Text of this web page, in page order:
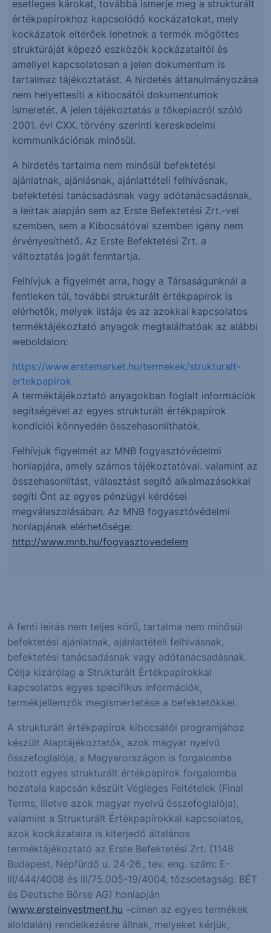
esetleges károkat, továbbá ismerje meg a strukturált
értékpapírokhoz kapcsolódó kockázatokat, mely
kockázatok eltérőek lehetnek a termék mögöttes
struktúráját képező eszközök kockázataitól és
amellyel kapcsolatosan a jelen dokumentum is
tartalmaz tájékoztatást. A hirdetés áttanulmányozása
nem helyettesíti a kibocsátói dokumentumok
ismeretét. A jelen tájékoztatás a tőkepiacról szóló
2001. évi CXX. törvény szerinti kereskedelmi
kommunikációnak minősül.
A hirdetés tartalma nem minősül befektetési
ajánlatnak, ajánlásnak, ajánlattételi felhívásnak,
befektetési tanácsadásnak vagy adótanácsadásnak,
a leírtak alapján sem az Erste Befektetési Zrt.-vel
szemben, sem a Kibocsátóval szemben igény nem
érvényesíthető. Az Erste Befektetési Zrt. a
változtatás jogát fenntartja.
Felhívjuk a figyelmét arra, hogy a Társaságunknál a
fentieken túl, további strukturált értékpapírok is
elérhetők, melyek listája és az azokkal kapcsolatos
terméktájékoztató anyagok megtalálhatóak az alábbi
weboldalon:
https://www.erstemarket.hu/termekek/strukturalt-
ertekpapirok
A terméktájékoztató anyagokban foglalt információk
segítségével az egyes strukturált értékpapírok
kondíciói könnyedén összehasonlíthatók.
Felhívjuk figyelmét az MNB fogyasztóvédelmi
honlapjára, amely számos tájékoztatóval. valamint az
összehasonlítást, választást segítő alkalmazásokkal
segíti Önt az egyes pénzügyi kérdései
megválaszolásában. Az MNB fogyasztóvédelmi
honlapjának elérhetősége:
http://www.mnb.hu/fogyasztovedelem
A fenti leírás nem teljes körű, tartalma nem minősül
befektetési ajánlatnak, ajánlattételi felhívásnak,
befektetési tanácsadásnak vagy adótanácsadásnak.
Célja kizárólag a Strukturált Értékpapírokkal
kapcsolatos egyes specifikus információk,
termékjellemzők megismertetése a befektetőkkel.
A strukturált értékpapírok kibocsátói programjához
készült Alaptájékoztatók, azok magyar nyelvű
összefoglalója, a Magyarországon is forgalomba
hozott egyes strukturált értékpapírok forgalomba
hozatala kapcsán készült Végleges Feltételek (Final
Terms, illetve azok magyar nyelvű összefoglalója),
valamint a Strukturált Értékpapírokkal kapcsolatos,
azok kockázataira is kiterjedő általános
terméktájékoztató az Erste Befektetési Zrt. (1148
Budapest, Népfürdő u. 24-26., tev. eng. szám: E-
III/444/4008 és III/75.005-19/4004, tőzsdetagság: BÉT
és Deutsche Börse AG) honlapján
(www.ersteinvestment.hu –címen az egyes termékek
aloldalán) rendelkezésre állnak, melyeket kérjük,